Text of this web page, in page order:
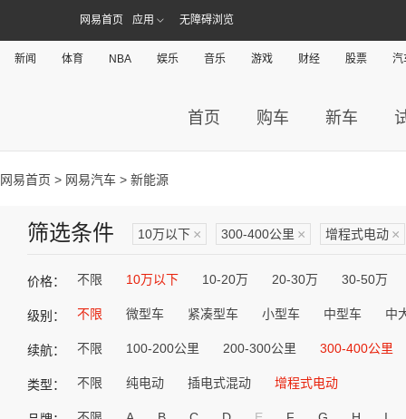
网易首页 应用 无障碍浏览
新闻 体育 NBA 娱乐 音乐 游戏 财经 股票 汽
首页 购车 新车
网易首页 > 网易汽车 > 新能源
筛选条件 10万以下 × 300-400公里 × 增程式电动 ×
价格： 不限 10万以下 10-20万 20-30万 30-50万
级别： 不限 微型车 紧凑型车 小型车 中型车 中
续航： 不限 100-200公里 200-300公里 300-400公里
类型： 不限 纯电动 插电式混动 增程式电动